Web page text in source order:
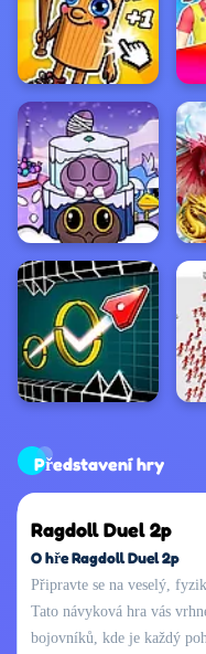
Představení hry
Ragdoll Duel 2p
O hře Ragdoll Duel 2p
Připravte se na veselý,
Tato návyková hra vás
bojovníků, kde je každý